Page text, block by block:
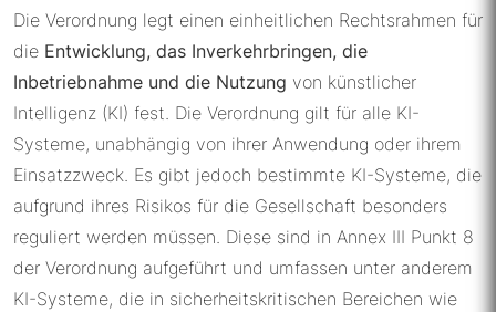
Die Verordnung legt einen einheitlichen Rechtsrahmen für
die Entwicklung, das Inverkehrbringen, die
Inbetriebnahme und die Nutzung von künstlicher
Intelligenz (KI) fest. Die Verordnung gilt für alle KI-
Systeme, unabhängig von ihrer Anwendung oder ihrem
Einsatzzweck. Es gibt jedoch bestimmte KI-Systeme, die
aufgrund ihres Risikos für die Gesellschaft besonders
reguliert werden müssen. Diese sind in Annex III Punkt 8
der Verordnung aufgeführt und umfassen unter anderem
KI-Systeme, die in sicherheitskritischen Bereichen wie